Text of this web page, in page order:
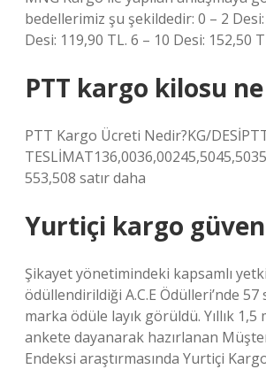
bedellerimiz şu şekildedir: 0 – 2
Desi: 119,90 TL. 6 – 10 Desi: 152,50
PTT kargo kilosu
PTT Kargo Ücreti Nedir?KG/
553,508 satır daha
Yurtiçi kargo
Şikayet yönetimindeki kapsamlı
ödüllendirildiği A.C.E Ödülleri’nde
marka ödüle layık görüldü. Yıllık
ankete dayanarak hazırlanan
Endeksi araştırmasında Yurtiçi